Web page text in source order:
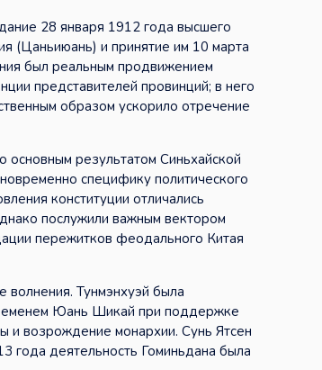
28 января 1912 года высшего
(Цаньиюань) и принятие им 10 марта
был реальным продвижением
представителей провинций; в него
образом ускорило отречение
основным результатом Синьхайской
специфику политического
конституции отличались
послужили важным вектором
пережитков феодального Китая
волнения. Тунмэнхуэй была
Юань Шикай при поддержке
и возрождение монархии. Сунь Ятсен
года деятельность Гоминьдана была